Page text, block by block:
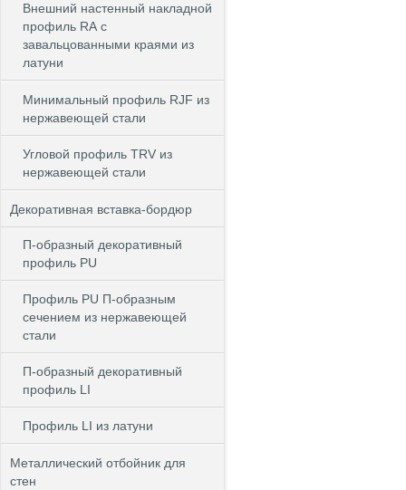
Внешний настенный накладной
профиль RА с
завальцованными краями из
латуни
Минимальный профиль RJF из
нержавеющей стали
Угловой профиль TRV из
нержавеющей стали
Декоративная вставка-бордюр
П-образный декоративный
профиль PU
Профиль PU П-образным
сечением из нержавеющей
стали
П-образный декоративный
профиль LI
Профиль LI из латуни
Металлический отбойник для
стен